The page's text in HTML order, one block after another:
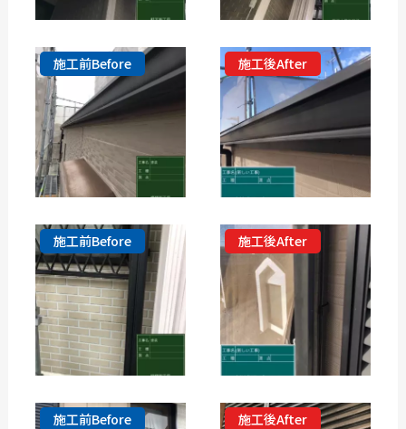
施工前Before 施工後After
施工前Before 施工後After
施工前Before 施工後After